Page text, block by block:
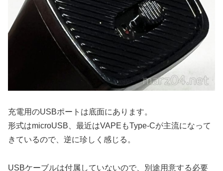
充電用のUSBポートは底面にあります。
形式はmicroUSB、最近はVAPEもType-Cが主流になって
きているので、逆に珍しく感じる。
USBケーブルは付属していないので、別途用意する必要